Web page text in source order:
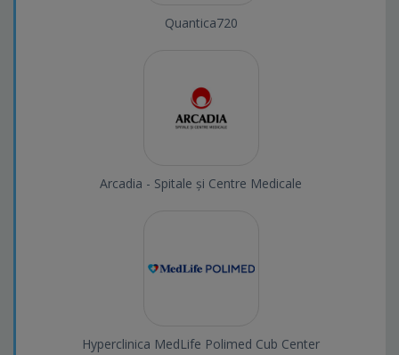
Quantica720
Arcadia - Spitale și Centre Medicale
Hyperclinica MedLife Polimed Cub Center